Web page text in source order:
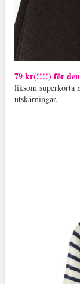
79 kr(!!!!) för
liksom superkorta
utskärningar.